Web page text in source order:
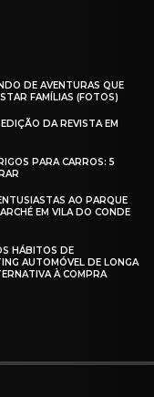
DE AVENTURAS QUE
FAMÍLIAS (FOTOS)
DA REVISTA EM
PARA CARROS: 5
AO PARQUE
EM VILA DO CONDE
HÁBITOS DE
AUTOMÓVEL DE LONGA
À COMPRA